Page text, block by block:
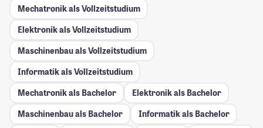
Mechatronik als Vollzeitstudium
Elektronik als Vollzeitstudium
Maschinenbau als Vollzeitstudium
Informatik als Vollzeitstudium
Mechatronik als Bachelor
Elektronik als Bachelor
Maschinenbau als Bachelor
Informatik als Bachelor